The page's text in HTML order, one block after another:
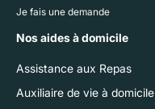
Je fais une demande
Nos aides à domicile
Assistance aux Repas
Auxiliaire de vie à domicile